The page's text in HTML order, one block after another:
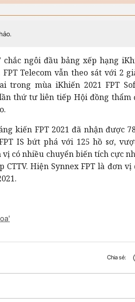
chắc ngôi đầu bảng xếp hạng
Telecom vẫn theo sát với 2
mùa iKhiến 2021 FPT
thứ tư liên tiếp Hội đồng
kiến FPT 2021 đã nhận được
IS bứt phá với 125 hồ sơ,
vị có nhiều chuyển biến tích cực
Hiện Synnex FPT là đơn
Chia sẻ: